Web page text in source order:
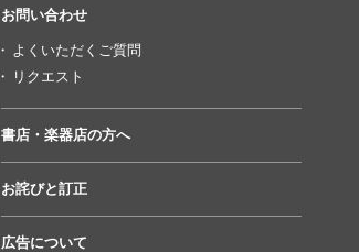
お問い合わせ
よくいただくご質問
リクエスト
書店・楽器店の方へ
お詫びと訂正
広告について